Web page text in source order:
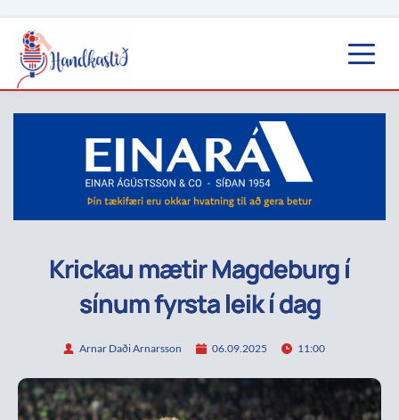
Krickau mætir Magdeburg í
sínum fyrsta leik í dag
Arnar Daði Arnarsson 06.09.2025 11:00